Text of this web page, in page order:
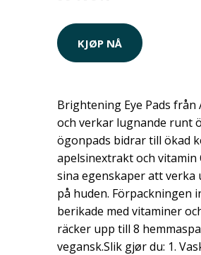
KJØP NÅ
Brightening Eye Pads
och verkar lugnande runt
ögonpads bidrar till ökad
apelsinextrakt och vitamin
sina egenskaper att verka
på huden. Förpackningen
berikade med vitaminer
räcker upp till 8
vegansk.Slik gjør du: 1.